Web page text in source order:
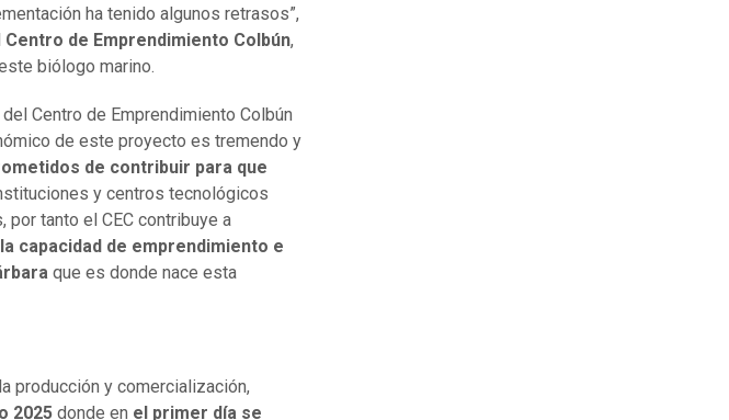
ha tenido algunos retrasos”,
Centro de Emprendimiento Colbún,
biólogo marino.
Centro de Emprendimiento Colbún
de este proyecto es tremendo y
de contribuir para que
y centros tecnológicos
tanto el CEC contribuye a
capacidad de emprendimiento e
que es donde nace esta
producción y comercialización,
2025 donde en el primer día se